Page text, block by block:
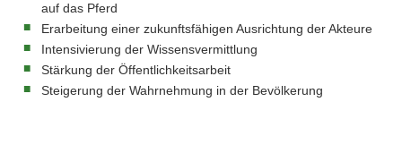
auf das Pferd
Erarbeitung einer zukunftsfähigen Ausrichtung der Akteure
Intensivierung der Wissensvermittlung
Stärkung der Öffentlichkeitsarbeit
Steigerung der Wahrnehmung in der Bevölkerung